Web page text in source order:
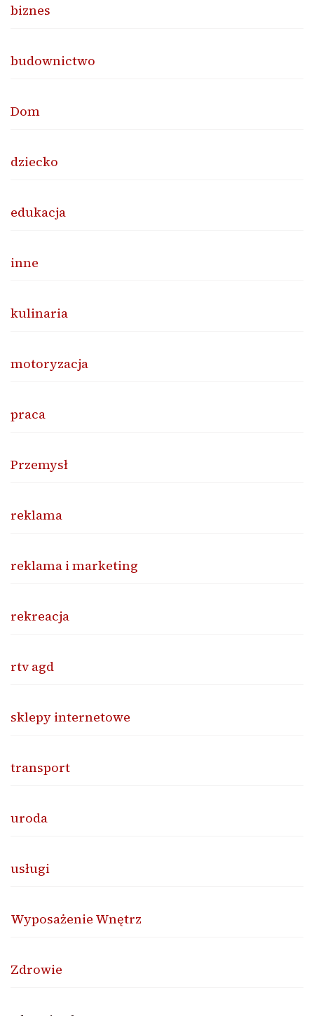
biznes
budownictwo
Dom
dziecko
edukacja
inne
kulinaria
motoryzacja
praca
Przemysł
reklama
reklama i marketing
rekreacja
rtv agd
sklepy internetowe
transport
uroda
usługi
Wyposażenie Wnętrz
Zdrowie